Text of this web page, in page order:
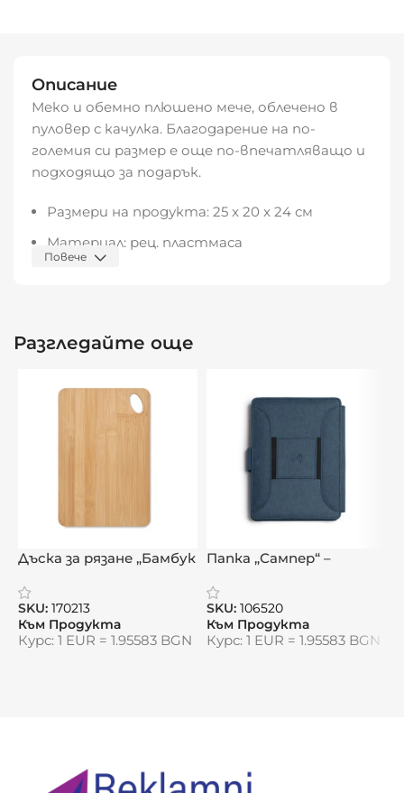
Описание
Меко и обемно плюшено мече, облечено в
пуловер с качулка. Благодарение на по-
големия си размер е още по-впечатляващо и
подходящо за подарък.
Размери на продукта: 25 x 20 x 24 см
Материал: рец. пластмаса
Повече
Разгледайте още
Дъска за рязане „Бамбук
SKU: 170213
Към Продукта
Курс: 1 EUR = 1.95583 BGN
Папка „Сампер“ –
организация с грижа за
природата
SKU: 106520
Към Продукта
Курс: 1 EUR = 1.95583 BGN